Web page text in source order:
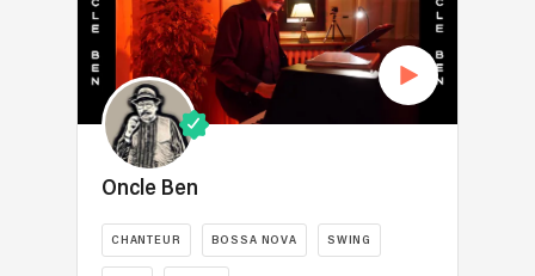
Oncle Ben
CHANTEUR BOSSA NOVA SWING